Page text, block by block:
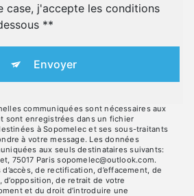
case, j'accepte les conditions
**
Envoyer
communiquées sont nécessaires aux
sont enregistrées dans un fichier
à Sopomelec et ses sous-traitants
à votre message. Les données
aux seuls destinataires suivants:
75017 Paris sopomelec@outlook.com.
de rectification, d’effacement, de
de retrait de votre
et du droit d’introduire une